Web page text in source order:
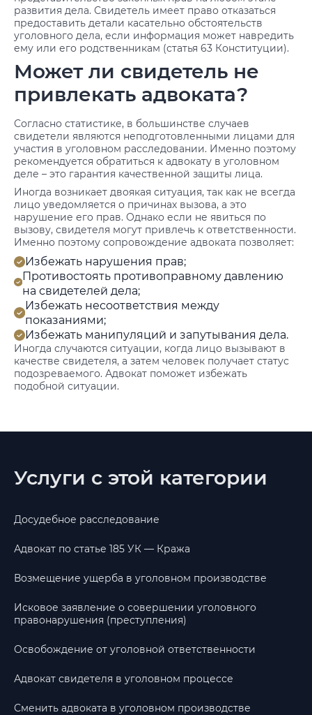
развития дела. Свидетель имеет право отказаться
предоставить детали касательно обстоятельств
уголовного дела, если информация может навредить
ему или его родственникам (статья 63 Конституции).
Может ли свидетель не
привлекать адвоката?
Согласно статистике, в большинстве случаев
свидетели являются неподготовленными лицами для
участия в уголовном расследовании. Именно поэтому
рекомендуется обратиться к адвокату в уголовном
деле – это гарантия качественной защиты лица.
Иногда возникает двоякая ситуация, так как не всегда
лицо уведомляется о причинах вызова, а это
нарушение его прав. Однако если не явиться по
вызову, свидетеля могут привлечь к ответственности.
Именно поэтому сопровождение адвоката позволяет:
Избежать нарушения прав;
Противостоять противоправному давлению
на свидетелей дела;
Избежать несоответствия между
показаниями;
Избежать манипуляций и запутывания дела.
Иногда случаются ситуации, когда лицо вызывают в
качестве свидетеля, а затем человек получает статус
подозреваемого. Адвокат поможет избежать
подобной ситуации.
Услуги с этой категории
Досудебное расследование
Адвокат по статье 185 УК — Кража
Возмещение ущерба в уголовном производстве
Исковое заявление о совершении уголовного
правонарушения (преступления)
Освобождение от уголовной ответственности
Адвокат свидетеля в уголовном процессе
Сменить адвоката в уголовном производстве